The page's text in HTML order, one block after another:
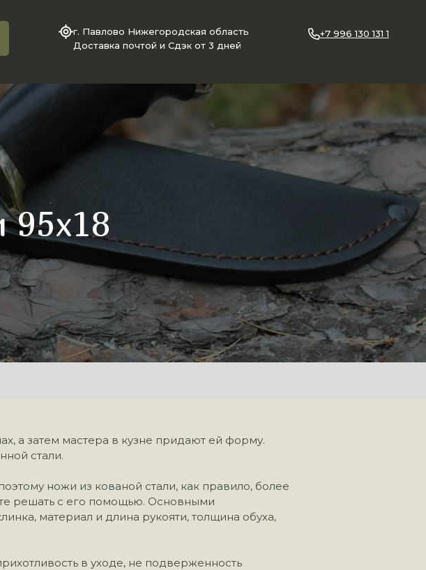
г. Павлово Нижегородская область
Доставка почтой и Сдэк от 3 дней
+7 996 130 131 1
95х18
а затем мастера в кузне придают ей форму.
стали.
ножи из кованой стали, как правило, более
решать с его помощью. Основными
материал и длина рукояти, толщина обуха,
в уходе, не подверженность